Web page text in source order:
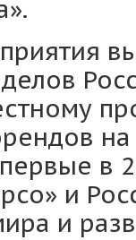
в
и
и